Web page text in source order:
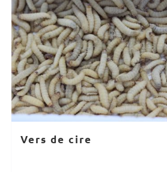
Vers de cire